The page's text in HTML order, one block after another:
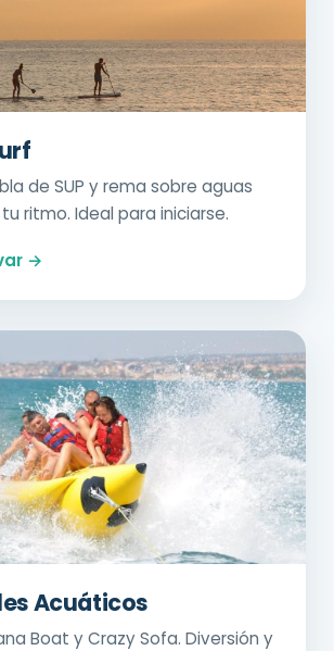
de SUP y rema sobre aguas
ritmo. Ideal para iniciarse.
→
Acuáticos
Boat y Crazy Sofa. Diversión y